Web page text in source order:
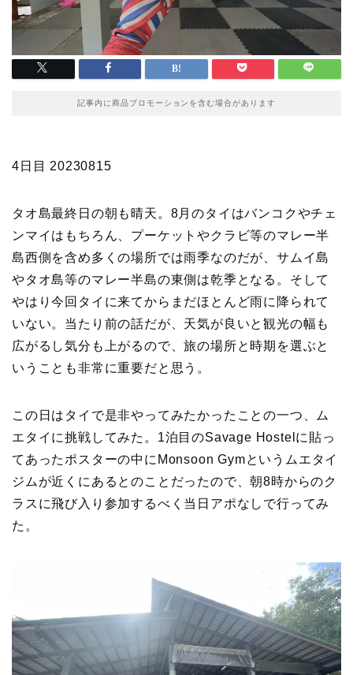
記事内に商品プロモーションを含む場合があります
4日目 20230815
タオ島最終日の朝も晴天。8月のタイはバンコクやチェ
ンマイはもちろん、プーケットやクラビ等のマレー半
島西側を含め多くの場所では雨季なのだが、サムイ島
やタオ島等のマレー半島の東側は乾季となる。そして
やはり今回タイに来てからまだほとんど雨に降られて
いない。当たり前の話だが、天気が良いと観光の幅も
広がるし気分も上がるので、旅の場所と時期を選ぶと
いうことも非常に重要だと思う。
この日はタイで是非やってみたかったことの一つ、ム
エタイに挑戦してみた。1泊目のSavage Hostelに貼っ
てあったポスターの中にMonsoon Gymというムエタイ
ジムが近くにあるとのことだったので、朝8時からのク
ラスに飛び入り参加するべく当日アポなしで行ってみ
た。